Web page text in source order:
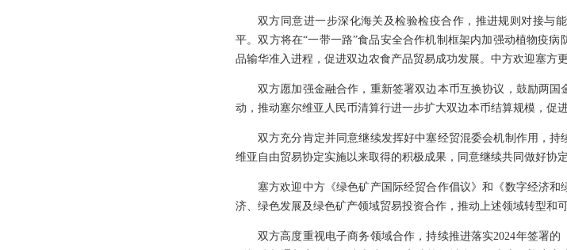
双方同意进一步深化海关及检验检疫合作，推进规则对接与
平。双方将在“一带一路”食品安全合作机制框架内加强动植物疫
品输华准入进程，促进双边农食产品贸易成功发展。中方欢迎塞方
双方愿加强金融合作，重新签署双边本币互换协议，鼓励两
动，推动塞尔维亚人民币清算行进一步扩大双边本币结算规模，促
双方充分肯定并同意继续发挥好中塞经贸混委会机制作用，
维亚自由贸易协定实施以来取得的积极成果，同意继续共同做好协
塞方欢迎中方《绿色矿产国际经贸合作倡议》和《数字经济
济、绿色发展及绿色矿产领域贸易投资合作，推动上述领域转型和可
双方高度重视电子商务领域合作，持续推进落实2024年签署